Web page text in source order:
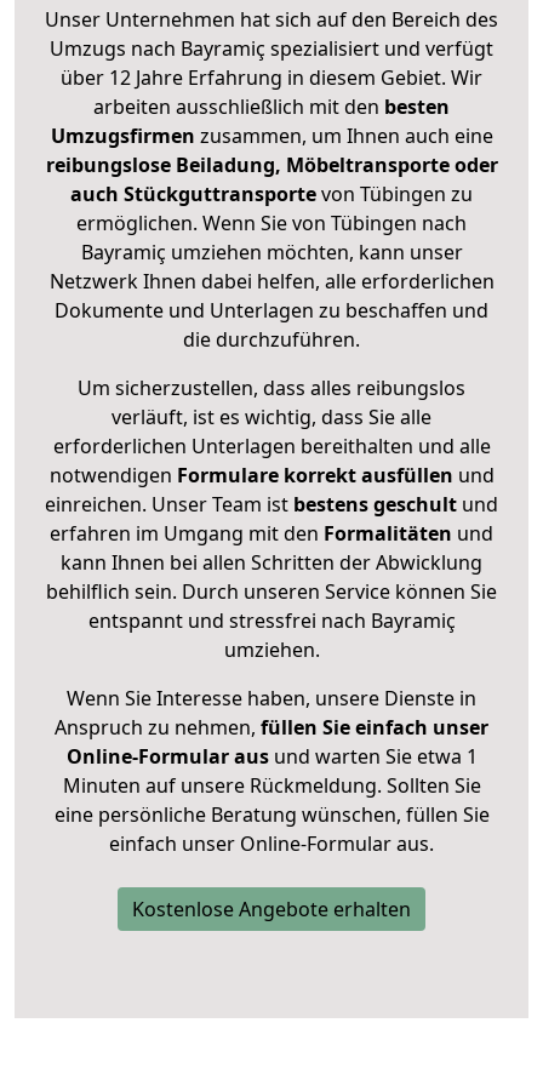
Unser Unternehmen hat sich auf den Bereich des
Umzugs nach Bayramiç spezialisiert und verfügt
über 12 Jahre Erfahrung in diesem Gebiet. Wir
arbeiten ausschließlich mit den besten
Umzugsfirmen zusammen, um Ihnen auch eine
reibungslose Beiladung, Möbeltransporte oder
auch Stückguttransportevon Tübingen zu
ermöglichen. Wenn Sie von Tübingen nach
Bayramiç umziehen möchten, kann unser
Netzwerk Ihnen dabei helfen, alle erforderlichen
Dokumente und Unterlagen zu beschaffen und
die durchzuführen.
Um sicherzustellen, dass alles reibungslos
verläuft, ist es wichtig, dass Sie alle
erforderlichen Unterlagen bereithalten und alle
notwendigen Formulare korrekt ausfüllen und
einreichen. Unser Team ist bestens geschult und
erfahren im Umgang mit den Formalitäten und
kann Ihnen bei allen Schritten der Abwicklung
behilflich sein. Durch unseren Service können Sie
entspannt und stressfrei nach Bayramiç
umziehen.
Wenn Sie Interesse haben, unsere Dienste in
Anspruch zu nehmen, füllen Sie einfach unser
Online-Formular ausund warten Sie etwa 1
Minuten auf unsere Rückmeldung. Sollten Sie
eine persönliche Beratung wünschen, füllen Sie
einfach unser Online-Formular aus.
Kostenlose Angebote erhalten